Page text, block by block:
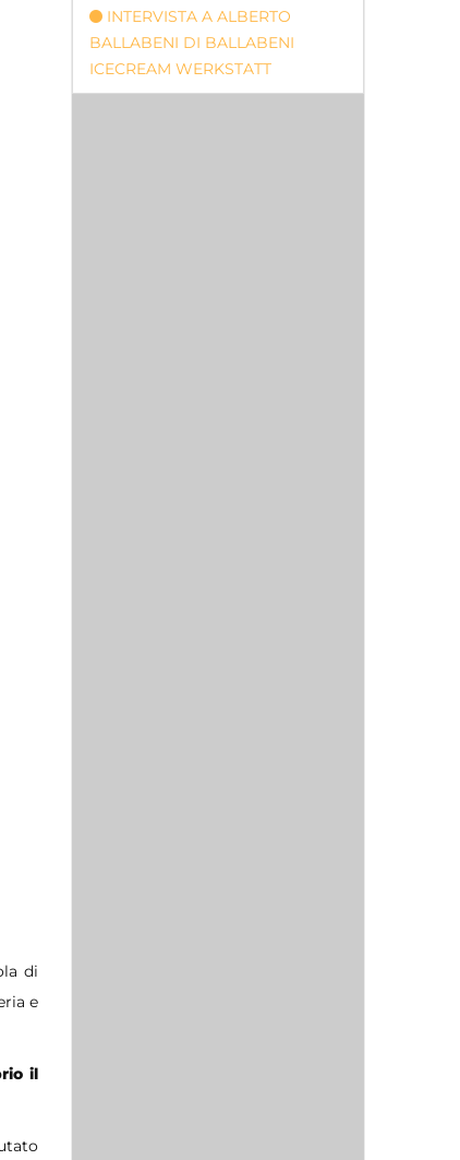
di
e
il
INTERVISTA A ALBERTO
BALLABENI DI BALLABENI
ICECREAM WERKSTATT